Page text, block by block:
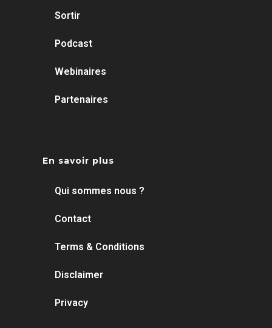
Sortir
Podcast
Webinaires
Partenaires
En savoir plus
Qui sommes nous ?
Contact
Terms & Conditions
Disclaimer
Privacy